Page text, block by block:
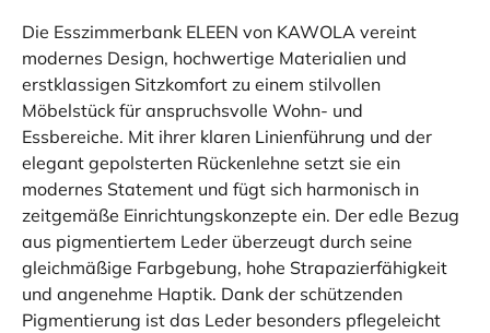
Die Esszimmerbank ELEEN von KAWOLA vereint
modernes Design, hochwertige Materialien und
erstklassigen Sitzkomfort zu einem stilvollen
Möbelstück für anspruchsvolle Wohn- und
Essbereiche. Mit ihrer klaren Linienführung und der
elegant gepolsterten Rückenlehne setzt sie ein
modernes Statement und fügt sich harmonisch in
zeitgemäße Einrichtungskonzepte ein. Der edle Bezug
aus pigmentiertem Leder überzeugt durch seine
gleichmäßige Farbgebung, hohe Strapazierfähigkeit
und angenehme Haptik. Dank der schützenden
Pigmentierung ist das Leder besonders pflegeleicht